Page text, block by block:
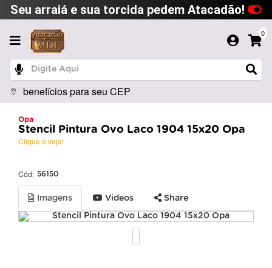
Seu arraiá e sua torcida pedem Atacadão!
0
benefícios para seu CEP
Opa
Stencil Pintura Ovo Laco 1904 15x20 Opa
Clique e veja!
Cód: 56150
Imagens Videos Share